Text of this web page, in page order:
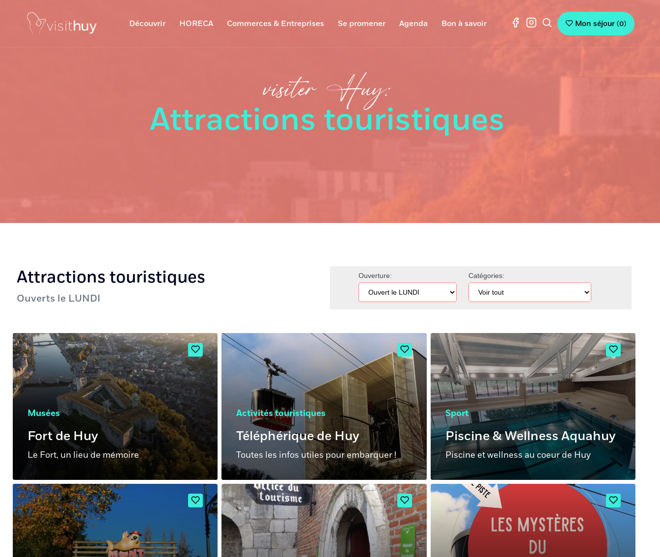
Découvrir HORECA Commerces & Entreprises Se promener Agenda Bon à savoir Mon séjour(0)
visiter Huy:
Attractions touristiques
Attractions touristiques
Ouverts le LUNDI
Ouverture: Catégories:
Musées
Fort de Huy
Le Fort, un lieu de mémoire
Activités touristiques
Téléphérique de Huy
Toutes les infos utiles pour embarquer !
Sport
Piscine & Wellness Aquahuy
Piscine et wellness au coeur de Huy